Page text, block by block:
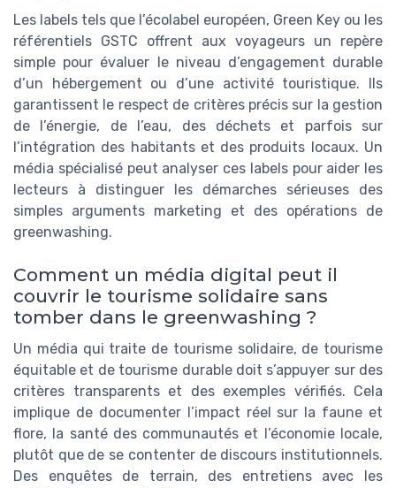
Les labels tels que l’écolabel européen, Green Key ou les
référentiels GSTC offrent aux voyageurs un repère
simple pour évaluer le niveau d’engagement durable
d’un hébergement ou d’une activité touristique. Ils
garantissent le respect de critères précis sur la gestion
de l’énergie, de l’eau, des déchets et parfois sur
l’intégration des habitants et des produits locaux. Un
média spécialisé peut analyser ces labels pour aider les
lecteurs à distinguer les démarches sérieuses des
simples arguments marketing et des opérations de
greenwashing.
Comment un média digital peut il
couvrir le tourisme solidaire sans
tomber dans le greenwashing ?
Un média qui traite de tourisme solidaire, de tourisme
équitable et de tourisme durable doit s’appuyer sur des
critères transparents et des exemples vérifiés. Cela
implique de documenter l’impact réel sur la faune et
flore, la santé des communautés et l’économie locale,
plutôt que de se contenter de discours institutionnels.
Des enquêtes de terrain, des entretiens avec les